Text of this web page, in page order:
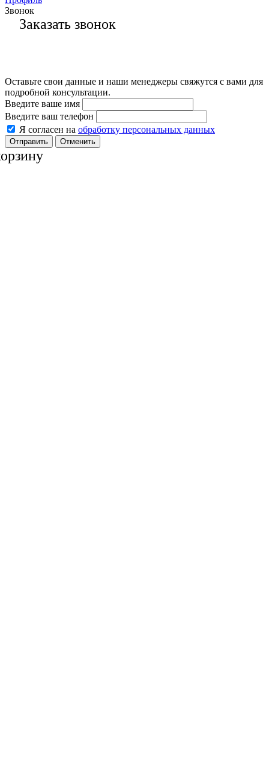
Звонок
Заказать звонок
Оставьте свои данные и наши менеджеры свяжутся с вами для
подробной консультации.
Введите ваше имя
Введите ваш телефон
Я согласен на обработку персональных данных
Отменить